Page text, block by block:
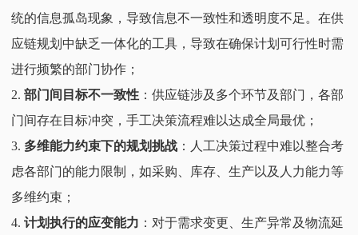
统的信息孤岛现象，导致信息不一致性和透明度不足。在供
应链规划中缺乏一体化的工具，导致在确保计划可行性时需
进行频繁的部门协作；
2. 部门间目标不一致性 ：供应链涉及多个环节及部门，各部
门间存在目标冲突，手工决策流程难以达成全局最优；
3. 多维能力约束下的规划挑战 ：人工决策过程中难以整合考
虑各部门的能力限制，如采购、库存、生产以及人力能力等
多维约束；
4. 计划执行的应变能力 ：对于需求变更、生产异常及物流延